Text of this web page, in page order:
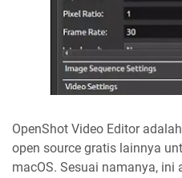
OpenShot Video Editor
open source gratis lainnya
macOS. Sesuai namanya,